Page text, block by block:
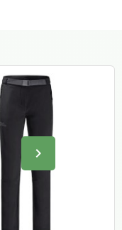
Volgende
keyboard_arrow_right